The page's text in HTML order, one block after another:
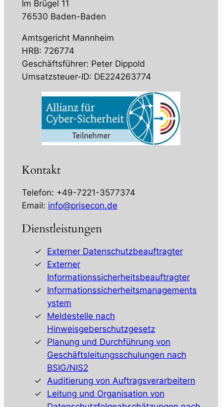
Im Brügel 11
76530 Baden-Baden
Amtsgericht Mannheim
HRB: 726774
Geschäftsführer: Peter Dippold
Umsatzsteuer-ID: DE224263774
Kontakt
Telefon: +49-7221-3577374
Email: info@prisecon.de
Dienstleistungen
Externer Datenschutzbeauftragter
Externer
Informationssicherheitsbeauftragter
Informationssicherheitsmanagements
ystem
Meldestelle nach
Hinweisgeberschutzgesetz
Planung und Durchführung von
Geschäftsleitungsschulungen nach
BSIG/NIS2
Auditierung von Auftragsverarbeitern
Leitung und Organisation von